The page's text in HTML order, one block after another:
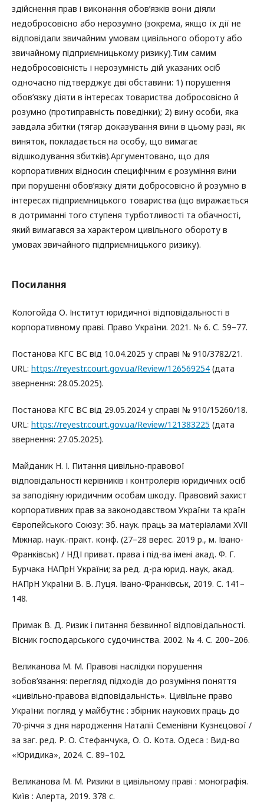
здійснення прав і виконання обов’язків вони діяли
недобросовісно або нерозумно (зокрема, якщо їх дії не
відповідали звичайним умовам цивільного обороту або
звичайному підприємницькому ризику).Тим самим
недобросовісність і нерозумність дій указаних осіб
одночасно підтверджує дві обставини: 1) порушення
обов’язку діяти в інтересах товариства добросовісно й
розумно (протиправність поведінки); 2) вину особи, яка
завдала збитки (тягар доказування вини в цьому разі, як
виняток, покладається на особу, що вимагає
відшкодування збитків).Аргументовано, що для
корпоративних відносин специфічним є розуміння вини
при порушенні обов’язку діяти добросовісно й розумно в
інтересах підприємницького товариства (що виражається
в дотриманні того ступеня турботливості та обачності,
який вимагався за характером цивільного обороту в
умовах звичайного підприємницького ризику).
Посилання
Кологойда О. Інститут юридичної відповідальності в
корпоративному праві. Право України. 2021. № 6. С. 59–77.
Постанова КГС ВС від 10.04.2025 у справі № 910/3782/21.
URL: https://reyestr.court.gov.ua/Review/126569254 (дата
звернення: 28.05.2025).
Постанова КГС ВС від 29.05.2024 у cправі № 910/15260/18.
URL: https://reyestr.court.gov.ua/Review/121383225 (дата
звернення: 27.05.2025).
Майданик Н. І. Питання цивільно-правової
відповідальності керівників і контролерів юридичних осіб
за заподіяну юридичним особам шкоду. Правовий захист
корпоративних прав за законодавством України та країн
Європейського Союзу: Зб. наук. праць за матеріалами XVІІ
Міжнар. наук.-практ. конф. (27–28 верес. 2019 р., м. Івано-
Франківськ) / НДІ приват. права і під-ва імені акад. Ф. Г.
Бурчака НАПрН України; за ред. д-ра юрид. наук, акад.
НАПрН України В. В. Луця. Івано-Франківськ, 2019. С. 141–
148.
Примак В. Д. Ризик і питання безвинної відповідальності.
Вісник господарського судочинства. 2002. № 4. С. 200–206.
Великанова М. М. Правові наслідки порушення
зобов’язання: перегляд підходів до розуміння поняття
«цивільно-правова відповідальність». Цивільне право
України: погляд у майбутнє : збірник наукових праць до
70-річчя з дня народження Наталії Семенівни Кузнєцової /
за заг. ред. Р. О. Стефанчука, О. О. Кота. Одеса : Вид-во
«Юридика», 2024. С. 89–102.
Великанова М. М. Ризики в цивільному праві : монографія.
Київ : Алерта, 2019. 378 с.